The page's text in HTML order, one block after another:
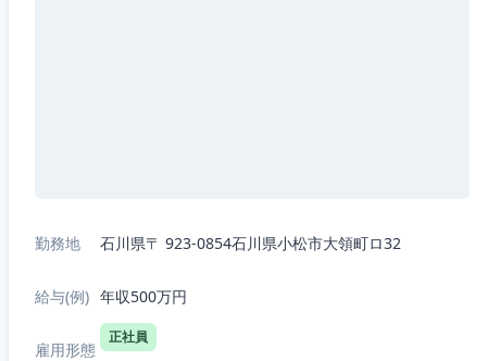
勤務地 石川県〒 923-0854石川県小松市大領町ロ32
給与(例) 年収500万円
雇用形態
正社員